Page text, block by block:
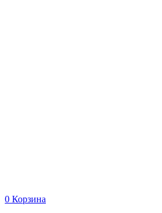
0 Корзина